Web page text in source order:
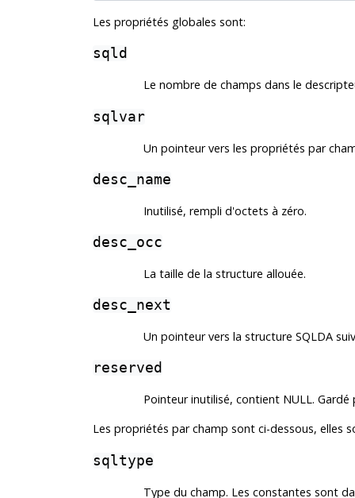
Les propriétés globales sont:
sqld
Le nombre de champs dans le
sqlvar
Un pointeur vers les propriétés par
desc_name
Inutilisé, rempli d'octets à zéro.
desc_occ
La taille de la structure allouée.
desc_next
Un pointeur vers la structure SQLDA
reserved
Pointeur inutilisé, contient NULL.
Les propriétés par champ sont ci-dessous, elles
sqltype
Type du champ. Les constantes sont